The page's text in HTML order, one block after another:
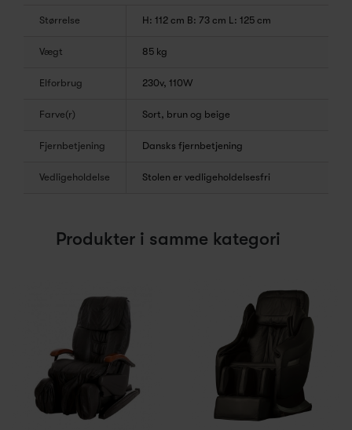
Størrelse H: 112 cm B: 73 cm L: 125 cm
Vægt 85 kg
Elforbrug 230v, 110W
Farve(r) Sort, brun og beige
Fjernbetjening Dansks fjernbetjening
Vedligeholdelse Stolen er vedligeholdelsesfri
Produkter i samme kategori